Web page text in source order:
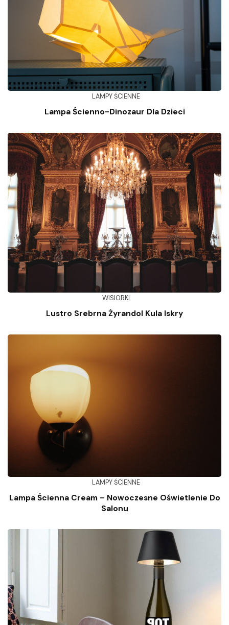
LAMPY ŚCIENNE
Lampa Ścienno-Dinozaur Dla Dzieci
WISIORKI
Lustro Srebrna Żyrandol Kula Iskry
LAMPY ŚCIENNE
Lampa Ścienna Cream – Nowoczesne Oświetlenie Do
Salonu